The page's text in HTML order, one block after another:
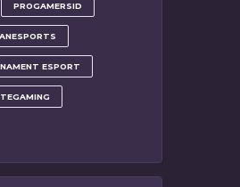
PROGAMERSID
ESPORT